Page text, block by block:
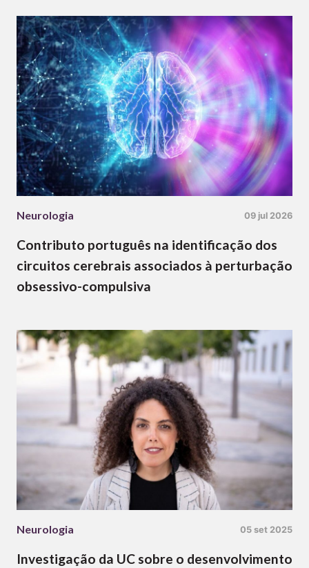
Neurologia 09 jul 2026
Contributo português na identificação dos
circuitos cerebrais associados à perturbação
obsessivo-compulsiva
Neurologia 05 set 2025
Investigação da UC sobre o desenvolvimento